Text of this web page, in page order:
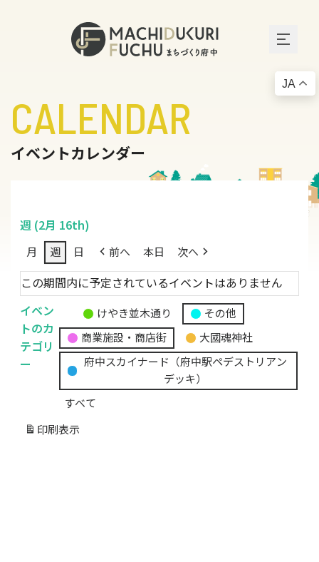
CALENDAR
イベントカレンダー
週 (2月 16th)
月 週 日 前へ 本日 次へ
この期間内に予定されているイベントはありません
イベン
トのカ
テゴリ
ー
題
の
カ
テ
ゴ
リ
けやき並木通り
その他
商業施設・商店街
大國魂神社
府中スカイナード（府中駅ペデストリアン
デッキ）
すべて
印刷 表示
JA